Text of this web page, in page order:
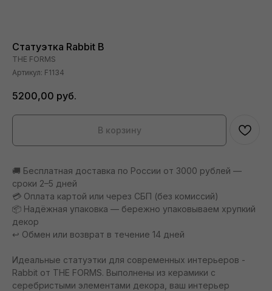
Статуэтка Rabbit B
THE FORMS
Артикул: F1134
5200,00 руб.
В корзину
🚚 Бесплатная доставка по России от 3000 рублей —
сроки 2–5 дней
💳 Оплата картой или через СБП (без комиссий)
📦 Надёжная упаковка — бережно упаковываем хрупкий
декор
↩️ Обмен или возврат в течение 14 дней
Идеальные статуэтки для современных интерьеров -
Rabbit от THE FORMS. Выполнены из керамики с
серебристыми элементами декора, ваш интерьер